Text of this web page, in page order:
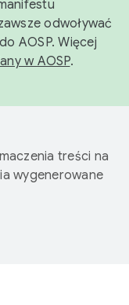
odwoływać
AOSP. Więcej
w AOSP.
treści na
wygenerowane